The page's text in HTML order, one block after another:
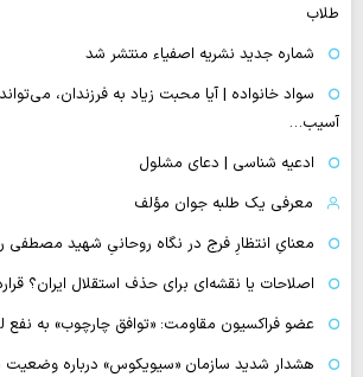
طلاب
شماره جدید نشریه اصفیاء منتشر شد
سواد خانواده | آیا محبت زیاد به فرزندان،
آسیب…
ادعیه شناسی | دعای مشلول
معرفی یک طلبه جوان مؤلف
معنایِ انتظارِ فرج در نگاه روحانیِ شهید مصطفی
اصلاحات یا نقشه‌ای برای حذف استقلال ایران؟ قرارداد ۱۹۱۹؛
عضو فراکسیون مقاومت: «توافق چارچوب» به نفع
هشدار شدید سازمان «سیویکوس» درباره وضعیت